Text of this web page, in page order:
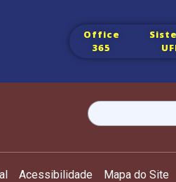
Office
365
Pesquisar
por:
Acessibilidade Mapa do Site